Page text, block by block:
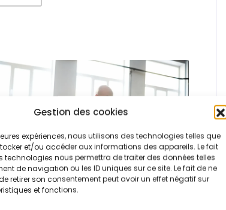
Gestion des cookies
expériences, nous utilisons des technologies telles que
et/ou accéder aux informations des appareils. Le fait
technologies nous permettra de traiter des données telles
de navigation ou les ID uniques sur ce site. Le fait de ne
retirer son consentement peut avoir un effet négatif sur
et fonctions.